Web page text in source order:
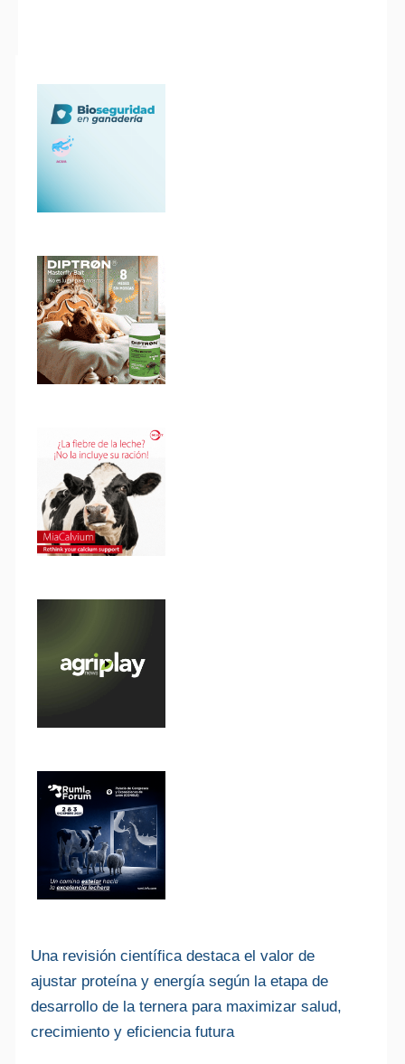
Una revisión científica destaca el valor de
ajustar proteína y energía según la etapa de
desarrollo de la ternera para maximizar salud,
crecimiento y eficiencia futura